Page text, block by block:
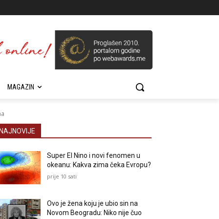
MAGAZIN
Super El Nino i novi fenomen u
okeanu: Kakva zima čeka Evropu?
prije 10 sati
Ovo je žena koju je ubio sin na
Novom Beogradu: Niko nije čuo